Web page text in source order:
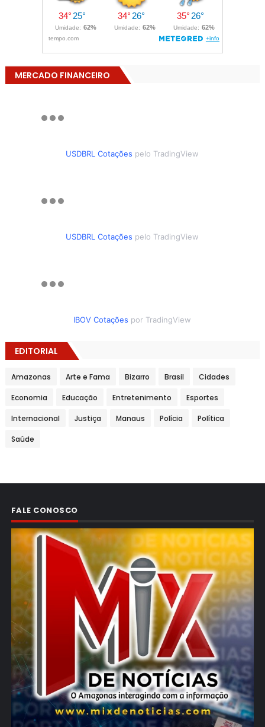
MERCADO FINANCEIRO
USDBRL Cotações pelo TradingView
USDBRL Cotações pelo TradingView
IBOV Cotações por TradingView
EDITORIAL
Amazonas Arte e Fama Bizarro Brasil Cidades
Economia Educação Entretenimento Esportes
Internacional Justiça Manaus Polícia Política
Saúde
FALE CONOSCO